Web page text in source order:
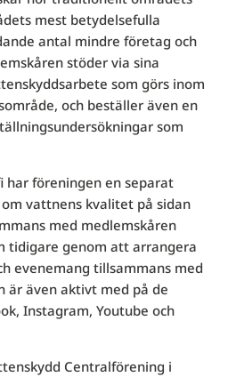
mest betydelsefulla
antal mindre företag och
stöder via sina
som görs inom
och beställer även en
som
har föreningen en separat
vattnens kvalitet på sidan
med medlemskåren
tidigare genom att arrangera
evenemang tillsammans med
är även aktivt med på de
Instagram, Youtube och
Centralförening i